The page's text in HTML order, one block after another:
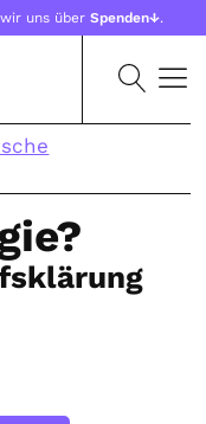
uns über Spenden↓.